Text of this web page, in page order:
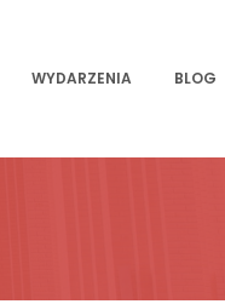
WYDARZENIA BLOG